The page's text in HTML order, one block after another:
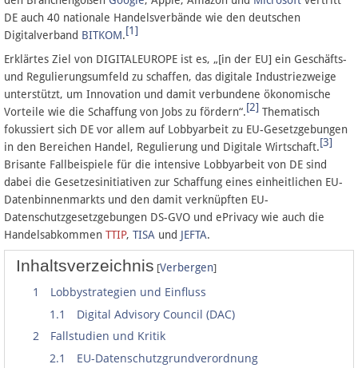
Datenschutz
Über Lobbypedia
Impressum
DE auch 40 nationale Handelsverbände wie den deutschen
Digitalverband BITKOM.[1]
Erklärtes Ziel von DIGITALEUROPE ist es, „[in der EU] ein Geschäfts-
und Regulierungsumfeld zu schaffen, das digitale Industriezweige
unterstützt, um Innovation und damit verbundene ökonomische
Vorteile wie die Schaffung von Jobs zu fördern“.[2] Thematisch
fokussiert sich DE vor allem auf Lobbyarbeit zu EU-Gesetzgebungen
in den Bereichen Handel, Regulierung und Digitale Wirtschaft.[3]
Brisante Fallbeispiele für die intensive Lobbyarbeit von DE sind
dabei die Gesetzesinitiativen zur Schaffung eines einheitlichen EU-
Datenbinnenmarkts und den damit verknüpften EU-
Datenschutzgesetzgebungen DS-GVO und ePrivacy wie auch die
Handelsabkommen TTIP, TISA und JEFTA.
Inhaltsverzeichnis [Verbergen]
1
Lobbystrategien und Einfluss
1.1
Digital Advisory Council (DAC)
2
Fallstudien und Kritik
2.1
EU-Datenschutzgrundverordnung